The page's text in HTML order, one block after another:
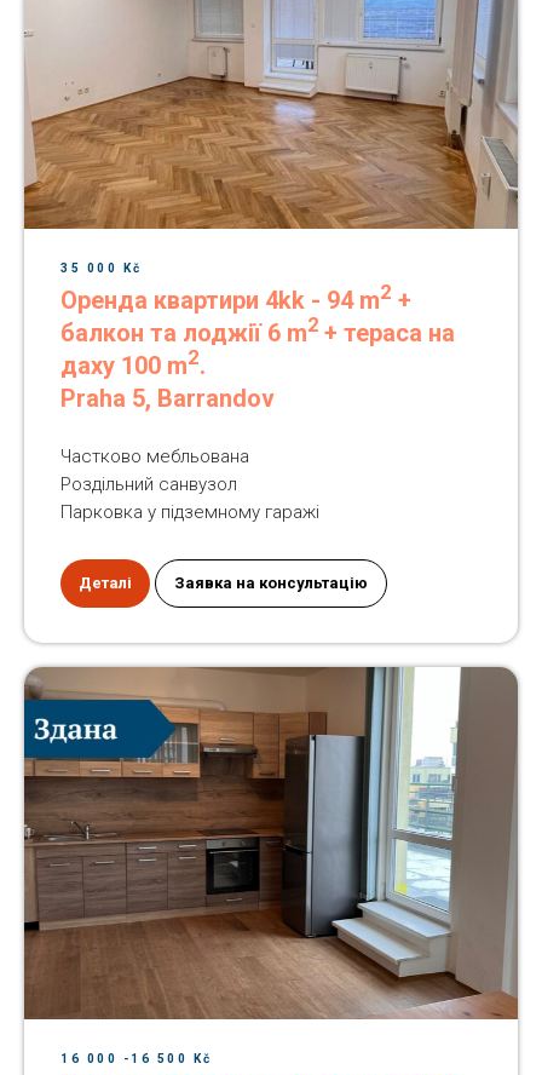
35 000 Kč
Оренда квартири 4kk - 94 m2 +
балкон та лоджії 6 m2 + тераса на
даху 100 m2.
Praha 5, Barrandov
Частково мебльована
Роздільний санвузол
Парковка у підземному гаражі
Деталі Заявка на консультацію
16 000 -16 500 Kč